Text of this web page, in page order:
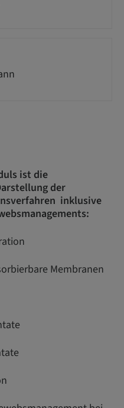
ist die
der
inklusive
Membranen